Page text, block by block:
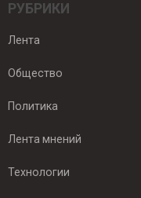
РУБРИКИ
Лента
Общество
Политика
Лента мнений
Технологии